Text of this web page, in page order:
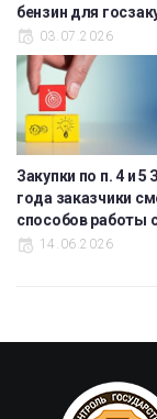
бензин для
03.07.2026
Закупки по п. 4 и
года заказчики
способов работы
14.06.2026